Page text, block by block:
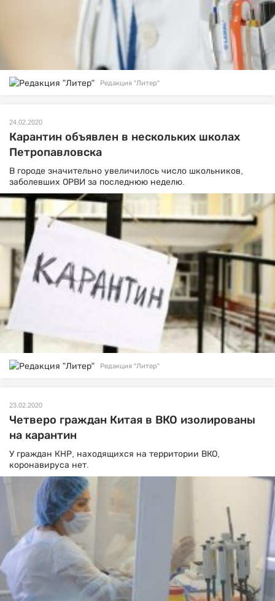
Редакция "Литер"
24.02.2020
Карантин объявлен в нескольких школах
Петропавловска
В городе значительно увеличилось число школьников,
заболевших ОРВИ за последнюю неделю.
Редакция "Литер"
23.02.2020
Четверо граждан Китая в ВКО изолированы
на карантин
У граждан КНР, находящихся на территории ВКО,
коронавируса нет.